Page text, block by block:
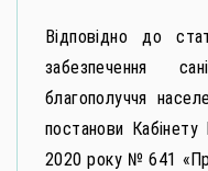
Відповідно до
забезпечення
благополуччя
постанови Кабінету
2020 року № 641